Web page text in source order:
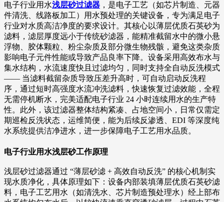
电子行业用水浅层砂过滤器 ，是电子工艺（如芯片制造、元器
件清洗、线路板加工）用水预处理的关键设备，专为满足电子
行业对水质高洁净度的要求设计。其核心以薄层优质石英砂为
滤料，滤层厚度远小于传统砂滤器，能精准截留水中的微小悬
浮物、胶体颗粒、粉尘杂质及部分微生物残骸，避免这类杂质
影响电子元件性能或导致产品良率下降。设备采用高效布水与
集水结构，水流速度快且过滤均匀，同时支持全自动反洗模式
—— 当滤料截留杂质导致压差升高时，可自动启动反洗程
序，通过短时高强度水流冲洗滤料，快速恢复过滤效能，全程
无需停机断水，完美适配电子行业 24 小时连续用水的生产特
性。此外，该过滤器整体结构紧凑、占地空间小，日常仅需定
期巡检反洗状态，运维简便，能为后续反渗透、EDI 等深度纯
水系统提供洁净进水，进一步保障电子工艺用水品质。
电子行业用水浅层砂工作原理
浅层砂过滤器通过 “薄层砂滤 + 高效自动反洗” 的核心机制实
现水质净化，具体原理如下：设备内部装填薄层优质石英砂滤
料，电子工艺用水（如清洗水、芯片制造预处理水）经上部布